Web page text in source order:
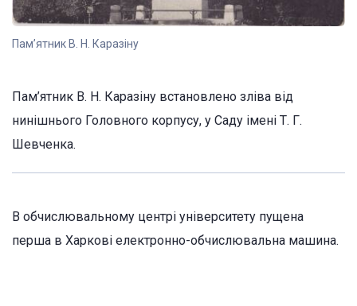
Пам’ятник В. Н. Каразіну
Пам’ятник В. Н. Каразіну встановлено зліва від
нинішнього Головного корпусу, у Саду імені Т. Г.
Шевченка.
В обчислювальному центрі університету пущена
перша в Харкові електронно-обчислювальна машина.